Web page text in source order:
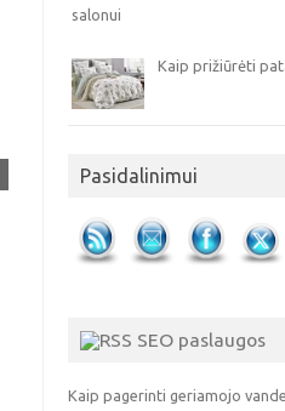
Kaip prižiūrėti
Pasidalinimui
SEO paslaugos
Kaip pagerinti geriamojo